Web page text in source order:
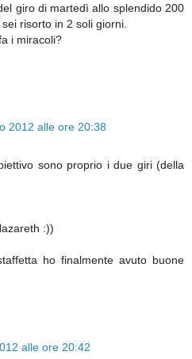
giro di martedì allo splendido 200
risorto in 2 soli giorni.
i miracoli?
2012 alle ore 20:38
sono proprio i due giri (della
:))
ho finalmente avuto buone
alle ore 20:42